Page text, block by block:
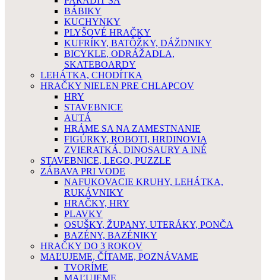
BÁBIKY
KUCHYNKY
PLYŠOVÉ HRAČKY
KUFRÍKY, BATÔŽKY, DÁŽDNIKY
BICYKLE, ODRÁŽADLA,
SKATEBOARDY
LEHÁTKA, CHODÍTKA
HRAČKY NIELEN PRE CHLAPCOV
HRY
STAVEBNICE
AUTÁ
HRÁME SA NA ZAMESTNANIE
FIGÚRKY, ROBOTI, HRDINOVIA
ZVIERATKÁ, DINOSAURY A INÉ
STAVEBNICE, LEGO, PUZZLE
ZÁBAVA PRI VODE
NAFUKOVACIE KRUHY, LEHÁTKA,
RUKÁVNIKY
HRAČKY, HRY
PLAVKY
OSUŠKY, ŽUPANY, UTERÁKY, PONČA
BAZÉNY, BAZÉNIKY
HRAČKY DO 3 ROKOV
MAĽUJEME, ČÍTAME, POZNÁVAME
TVORÍME